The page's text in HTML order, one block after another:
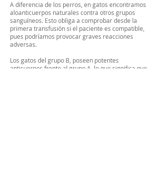
A diferencia de los perros, en gatos encontramos
aloanticuerpos naturales contra otros grupos
sanguíneos. Esto obliga a comprobar desde la
primera transfusión si el paciente es compatible,
pues podríamos provocar graves reacciones
adversas.
Los gatos del grupo B, poseen potentes
anticuerpos frente al grupo A, lo que significa que